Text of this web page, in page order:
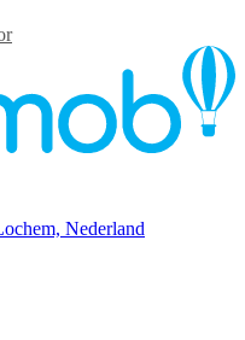
Nederland